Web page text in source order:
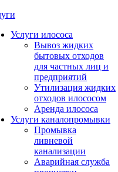
Услуги илососа
Вывоз жидких
бытовых отходов
для частных лиц и
предприятий
Утилизация жидких
отходов илососом
Аренда илососа
Услуги каналопромывки
Промывка
ливневой
канализации
Аварийная служба